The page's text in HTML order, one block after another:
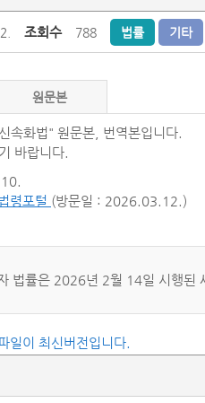
조회수 788 법률 기타
원문본
속화법" 원문본, 번역본입니다.
바랍니다.
령포털 (방문일 : 2026.03.12.)
법률은 2026년 2월 14일 시행된
일이 최신버전입니다.